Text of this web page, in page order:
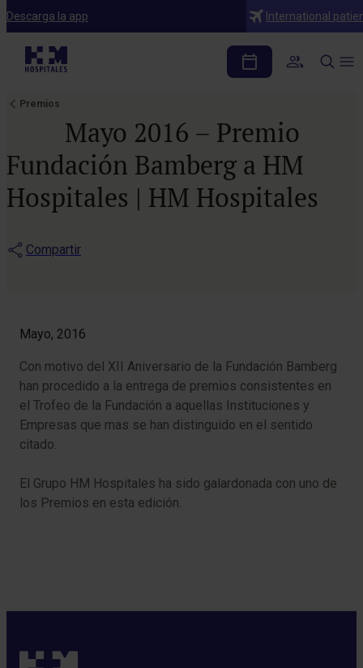
Descarga la app International
Premios
Mayo 2016 – Premio
Fundación Bamberg a HM
Hospitales | HM Hospitales
Compartir
Mayo, 2016
Con motivo del XII Aniversario de la Fundación Bamberg
han procedido a la entrega de premios consistentes en
el Trofeo de la Fundación a aquellas Instituciones y
Empresas que mas se han distinguido en el sentido
citado.​
​​​​​El Grupo HM Hospitales​ ha sido galardonada con uno de
los Premio​s en esta edición. ​​​​